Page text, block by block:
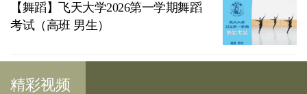
【舞蹈】飞天大学2026第一学期舞蹈
考试（高班 男生）
精彩视频